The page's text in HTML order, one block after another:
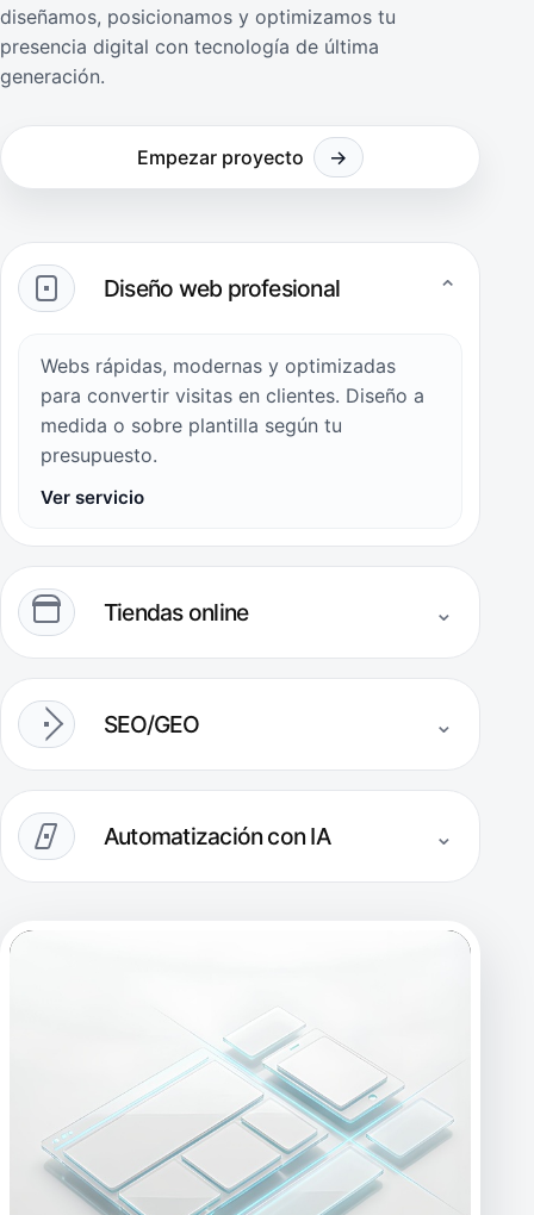
diseñamos, posicionamos y optimizamos tu
presencia digital con tecnología de última
generación.
Empezar proyecto →
Diseño web profesional ⌄
Webs rápidas, modernas y optimizadas
para convertir visitas en clientes. Diseño a
medida o sobre plantilla según tu
presupuesto.
Ver servicio
Tiendas online ⌄
SEO/GEO ⌄
Automatización con IA ⌄